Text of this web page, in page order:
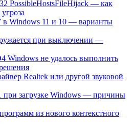
PossibleHostsFileHijack — как
в Windows 11 и 10 — варианты
при выключении —
Windows не удалось выполнить
Realtek или другой звуковой
загрузке Windows — причины
из нового контекстного